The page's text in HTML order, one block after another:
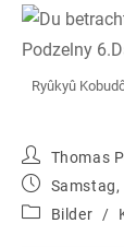
Ryûkyû
Beitrags-
Autor:
Thomas
Beitrag
veröffentlicht:
Samstag,
Beitrags-
Bilder /